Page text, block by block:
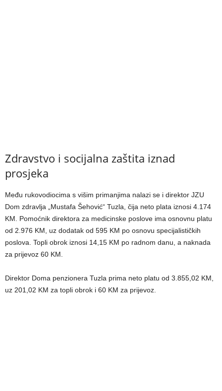
Zdravstvo i socijalna zaštita iznad
prosjeka
Među rukovodiocima s višim primanjima nalazi se i direktor JZU
Dom zdravlja „Mustafa Šehović“ Tuzla, čija neto plata iznosi 4.174
KM. Pomoćnik direktora za medicinske poslove ima osnovnu platu
od 2.976 KM, uz dodatak od 595 KM po osnovu specijalističkih
poslova. Topli obrok iznosi 14,15 KM po radnom danu, a naknada
za prijevoz 60 KM.
Direktor Doma penzionera Tuzla prima neto platu od 3.855,02 KM,
uz 201,02 KM za topli obrok i 60 KM za prijevoz.